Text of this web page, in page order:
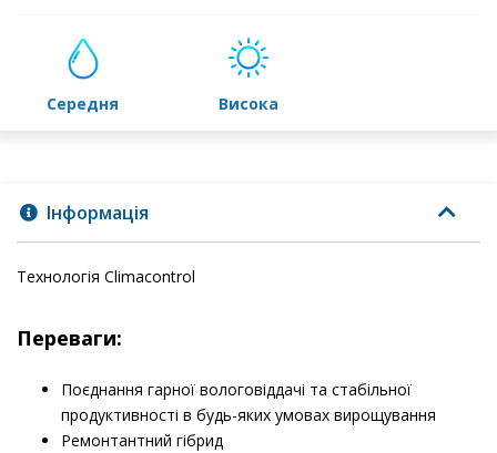
середня висока
Інформація
Технологія Climacontrol
Переваги:
Поєднання гарної вологовіддачі та стабільної
продуктивності в будь-яких умовах вирощування
Ремонтантний гібрид